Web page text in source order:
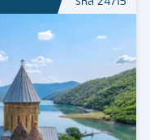
วัน6คืน
มื้ออาหาร
อูหลู่มู่ฉี - เมืองฝู๋ไห่ -
ถนนซิโนบารอค